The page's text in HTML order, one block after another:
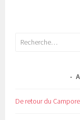
Rechercher :
De retour du